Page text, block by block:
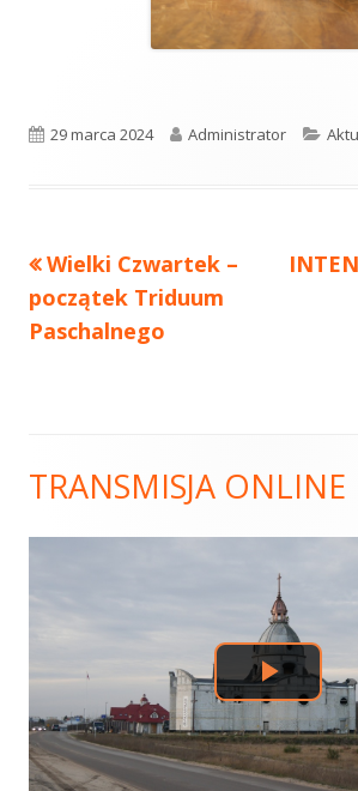
Opublikowano
29 marca 2024 Autor
Administrator
Nawigacja
wpisu
Poprzedni
artykół
Wielki Czwartek –
początek Triduum
Paschalnego
Główny
panel
boczny
TRANSMISJA ONLINE